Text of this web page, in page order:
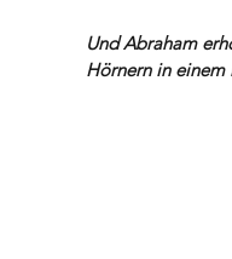
Und Abraham
Hörnern in